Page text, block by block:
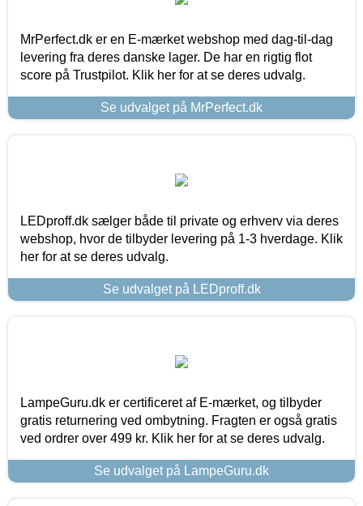
MrPerfect.dk er en E-mærket webshop med dag-til-dag
levering fra deres danske lager. De har en rigtig flot
score på Trustpilot. Klik her for at se deres udvalg.
Se udvalget på MrPerfect.dk
LEDproff.dk sælger både til private og erhverv via deres
webshop, hvor de tilbyder levering på 1-3 hverdage. Klik
her for at se deres udvalg.
Se udvalget på LEDproff.dk
LampeGuru.dk er certificeret af E-mærket, og tilbyder
gratis returnering ved ombytning. Fragten er også gratis
ved ordrer over 499 kr. Klik her for at se deres udvalg.
Se udvalget på LampeGuru.dk